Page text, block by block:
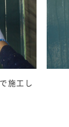
施工し